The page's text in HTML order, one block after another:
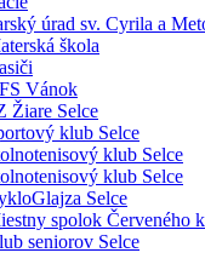
úrad sv. Cyrila a
škola
Vánok
Žiare Selce
klub Selce
klub Selce
klub Selce
Selce
spolok Červeného
seniorov Selce